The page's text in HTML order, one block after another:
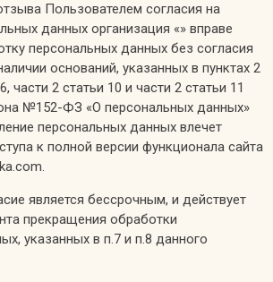
Пользователем согласия на
данных организация «» вправе
персональных данных без согласия
оснований, указанных в пунктах 2
части 2 статьи 10 и части 2 статьи 11
№152-ФЗ «О персональных данных»
персональных данных влечет
к полной версии функционала сайта
является бессрочным, и действует
прекращения обработки
указанных в п.7 и п.8 данного